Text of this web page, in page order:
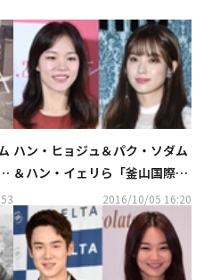
ハン・ヒョジュ＆パク・ソダム
＆ハン・イェリら「釜山国際映
画祭」のレッドカーペットに出
席
2016/10/05 16:20